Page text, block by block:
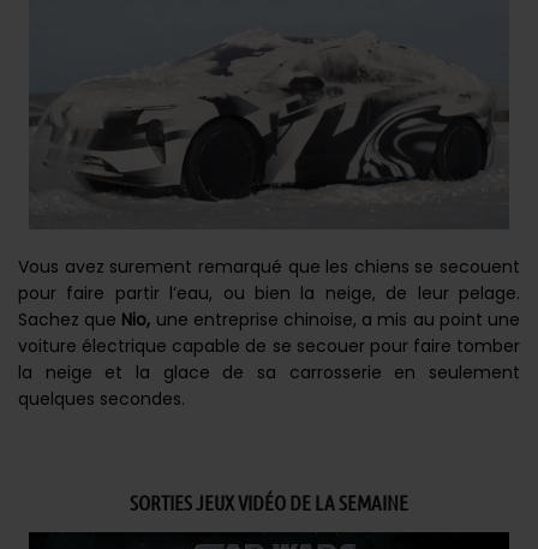
Vous avez surement remarqué que les chiens se secouent
pour faire partir l’eau, ou bien la neige, de leur pelage.
Sachez que Nio, une entreprise chinoise, a mis au point une
voiture électrique capable de se secouer pour faire tomber
la neige et la glace de sa carrosserie en seulement
quelques secondes.
SORTIES JEUX VIDÉO DE LA SEMAINE